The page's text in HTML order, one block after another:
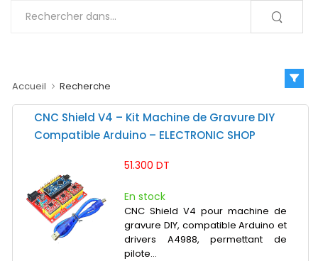
Accueil Recherche
CNC Shield V4 – Kit Machine de Gravure DIY
Compatible Arduino – ELECTRONIC SHOP
51.300 DT
En stock
CNC Shield V4 pour machine de
gravure DIY, compatible Arduino et
drivers A4988, permettant de
pilote...